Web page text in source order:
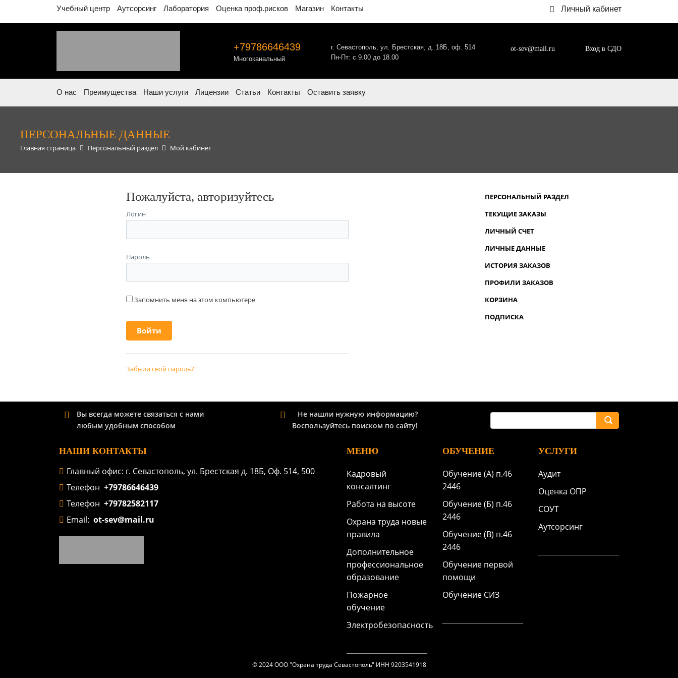
Учебный центр Аутсорсинг Лаборатория Оценка проф.рисков Магазин Контакты Личный кабинет
+79786646439
Многоканальный
г. Севастополь, ул. Брестская, д. 18Б, оф. 514
Пн-Пт: с 9.00 до 18.00
ot-sev@mail.ru Вход в СДО
О нас Преимущества Наши услуги Лицензии Статьи Контакты Оставить заявку
ПЕРСОНАЛЬНЫЕ ДАННЫЕ
Главная страница Персональный раздел Мой кабинет
ПЕРСОНАЛЬНЫЙ РАЗДЕЛ
ТЕКУЩИЕ ЗАКАЗЫ
ЛИЧНЫЙ СЧЕТ
ЛИЧНЫЕ ДАННЫЕ
ИСТОРИЯ ЗАКАЗОВ
ПРОФИЛИ ЗАКАЗОВ
КОРЗИНА
ПОДПИСКА
Пожалуйста, авторизуйтесь
Логин
Пароль
Запомнить меня на этом компьютере
Забыли свой пароль?
Вы всегда можете связаться с нами
любым удобным способом
Не нашли нужную информацию?
Воспользуйтесь поиском по сайту!
НАШИ КОНТАКТЫ
Главный офис: г. Севастополь, ул. Брестская д. 18Б, Оф. 514, 500
Телефон +79786646439
Телефон +79782582117
Email: ot-sev@mail.ru
МЕНЮ
Кадровый
консалтинг
Работа на высоте
Охрана труда новые
правила
Дополнительное
профессиональное
образование
Пожарное
обучение
Электробезопасность
ОБУЧЕНИЕ
Обучение (А) п.46
2446
Обучение (Б) п.46
2446
Обучение (В) п.46
2446
Обучение первой
помощи
Обучение СИЗ
УСЛУГИ
Аудит
Оценка ОПР
СОУТ
Аутсорсинг
© 2024 ООО "Охрана труда Севастополь" ИНН 9203541918